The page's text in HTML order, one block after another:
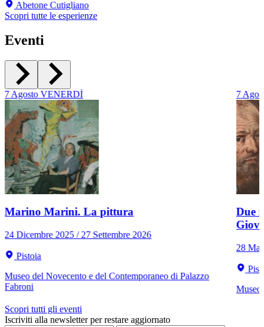
Abetone Cutigliano
Scopri tutte le esperienze
Eventi
7Agosto VENERDÌ
Marino Marini. La pittura
24 Dicembre 2025 / 27 Settembre 2026
Pistoia
Museo del Novecento e del Contemporaneo di Palazzo
Fabroni
7
Due
28
Museo
Scopri tutti gli eventi
Iscriviti alla newsletter per restare aggiornato